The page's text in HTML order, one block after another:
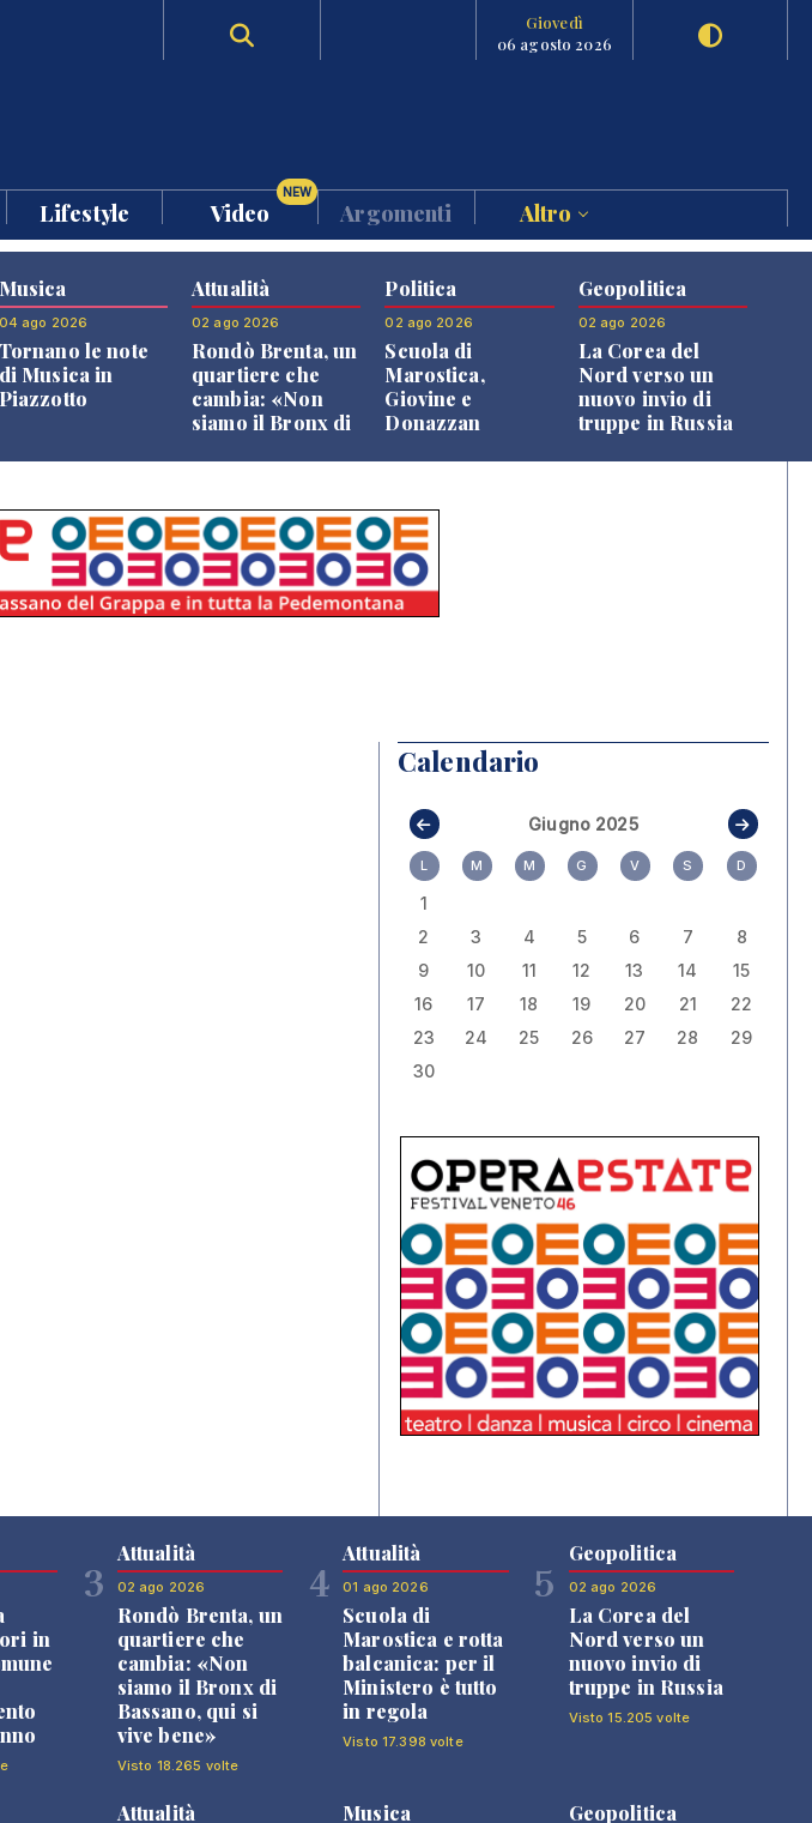
Giovedì
06 agosto 2026
Lifestyle Video
NEW
Argomenti Altro
Musica
04 ago 2026
Tornano le note
di Musica in
Piazzotto
Attualità
02 ago 2026
Rondò Brenta, un
quartiere che
cambia: «Non
siamo il Bronx di
Politica
02 ago 2026
Scuola di
Marostica,
Giovine e
Donazzan
Geopolitica
02 ago 2026
La Corea del
Nord verso un
nuovo invio di
truppe in Russia
Calendario
Giugno 2025
L M M G V S D
1
2
3 4 5 6 7
8
9
10 11 12 13 14
15
16
17 18 19 20 21
22
23
24 25 26 27 28
29
30
in
3
Attualità
02 ago 2026
Rondò Brenta, un
quartiere che
cambia: «Non
siamo il Bronx di
Bassano, qui si
vive bene»
Visto 18.265 volte
4
Attualità
01 ago 2026
Scuola di
Marostica e rotta
balcanica: per il
Ministero è tutto
in regola
Visto 17.398 volte
5
Geopolitica
02 ago 2026
La Corea del
Nord verso un
nuovo invio di
truppe in Russia
Visto 15.205 volte
Attualità Musica Geopolitica